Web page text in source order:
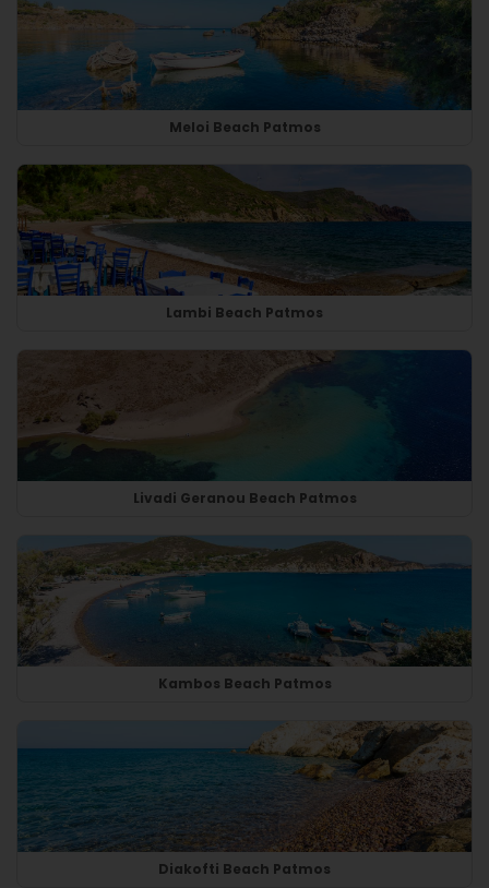
Meloi Beach Patmos
Lambi Beach Patmos
Livadi Geranou Beach Patmos
Kambos Beach Patmos
Diakofti Beach Patmos